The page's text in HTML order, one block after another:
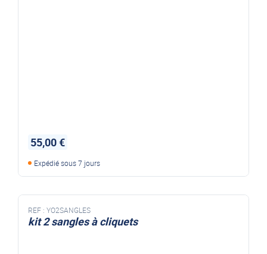
55,00 €
Expédié sous 7 jours
REF : YO2SANGLES
kit 2 sangles à cliquets